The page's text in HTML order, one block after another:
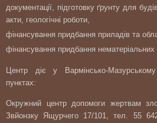
документації, підготовку ґрунту для
акти, геологічні роботи,
фінансування придбання приладів та
фінансування придбання нематеріальних
Центр діє у Вармінсько-
пунктах:
Окружний центр допомоги жертвам
Звйонзку Ящурчего 17/101, тел. 55